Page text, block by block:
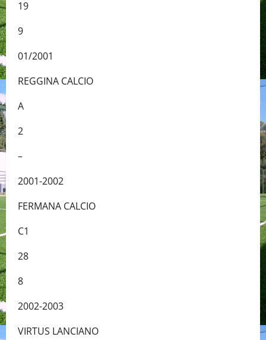
19
9
01/2001
REGGINA CALCIO
A
2
–
2001-2002
FERMANA CALCIO
C1
28
8
2002-2003
VIRTUS LANCIANO